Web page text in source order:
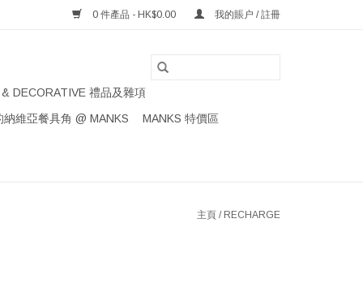
0 件產品 - HK$0.00 我的賬户 / 註冊
DECORATIVE 禮品及雜項
納維亞餐具角 @ MANKS
MANKS 特價區
主頁 / RECHARGE